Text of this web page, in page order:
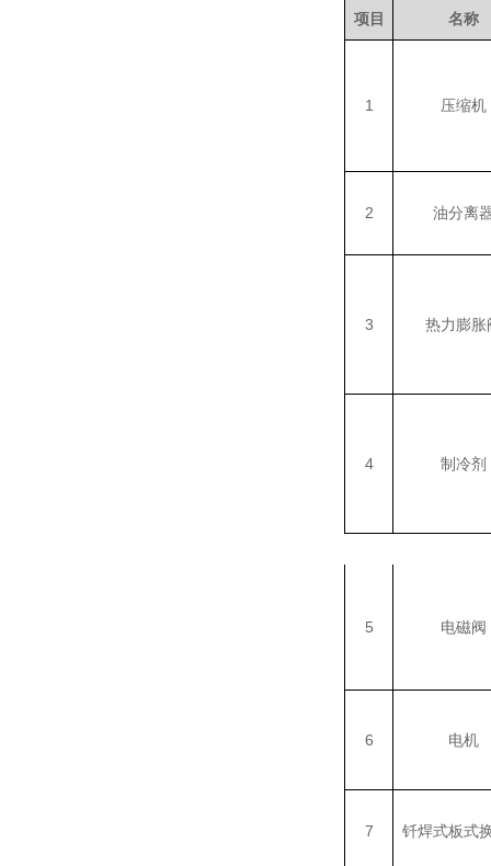
项目 名称
1 压缩机
2 油分离
3 热力膨胀
4 制冷剂
5 电磁阀
6 电机
7 钎焊式板式